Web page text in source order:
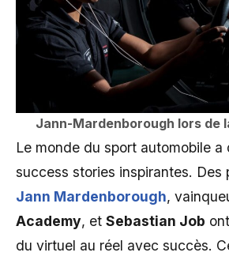
Jann-Mardenborough lors de
Le monde du sport automobile a
success stories inspirantes. Des
Jann Mardenborough,
Academy, et Sebastian Job
du virtuel au réel avec succès.